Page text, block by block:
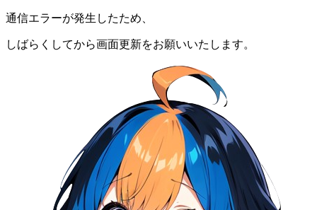
通信エラーが発生したため、
しばらくしてから画面更新をお願いいたします。